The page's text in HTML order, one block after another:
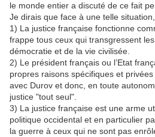
le monde entier a discuté de ce fait
Je dirais que face à une telle
1) La justice française fonctionne
frappe tous ceux qui transgressent
démocratie et de la vie civilisée.
2) Le président français ou l’Etat
propres raisons spécifiques et
avec Durov et donc, en toute
justice "tout seul".
3) La justice française est une arme
politique occidental et en particulier
la guerre à ceux qui ne sont pas